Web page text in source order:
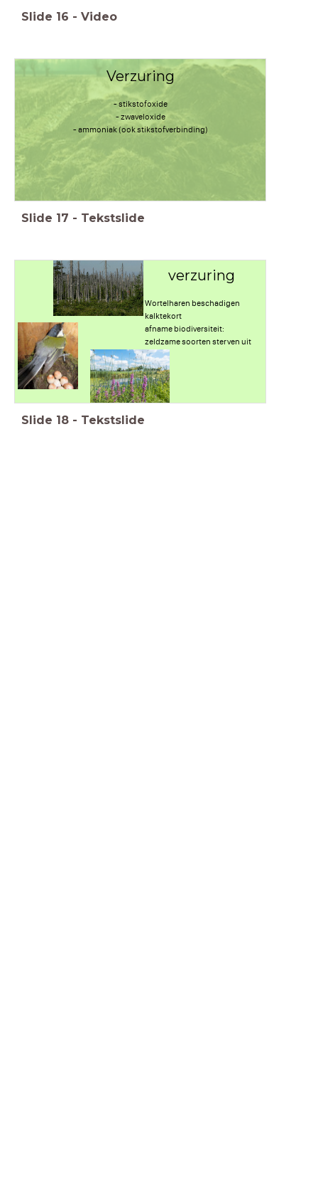
Slide 16 - Video
Verzuring
- stikstofoxide
- zwaveloxide
- ammoniak (ook stikstofverbinding)
Slide 17 - Tekstslide
verzuring
Wortelharen beschadigen
kalktekort
afname biodiversiteit:
zeldzame soorten sterven uit
Slide 18 - Tekstslide